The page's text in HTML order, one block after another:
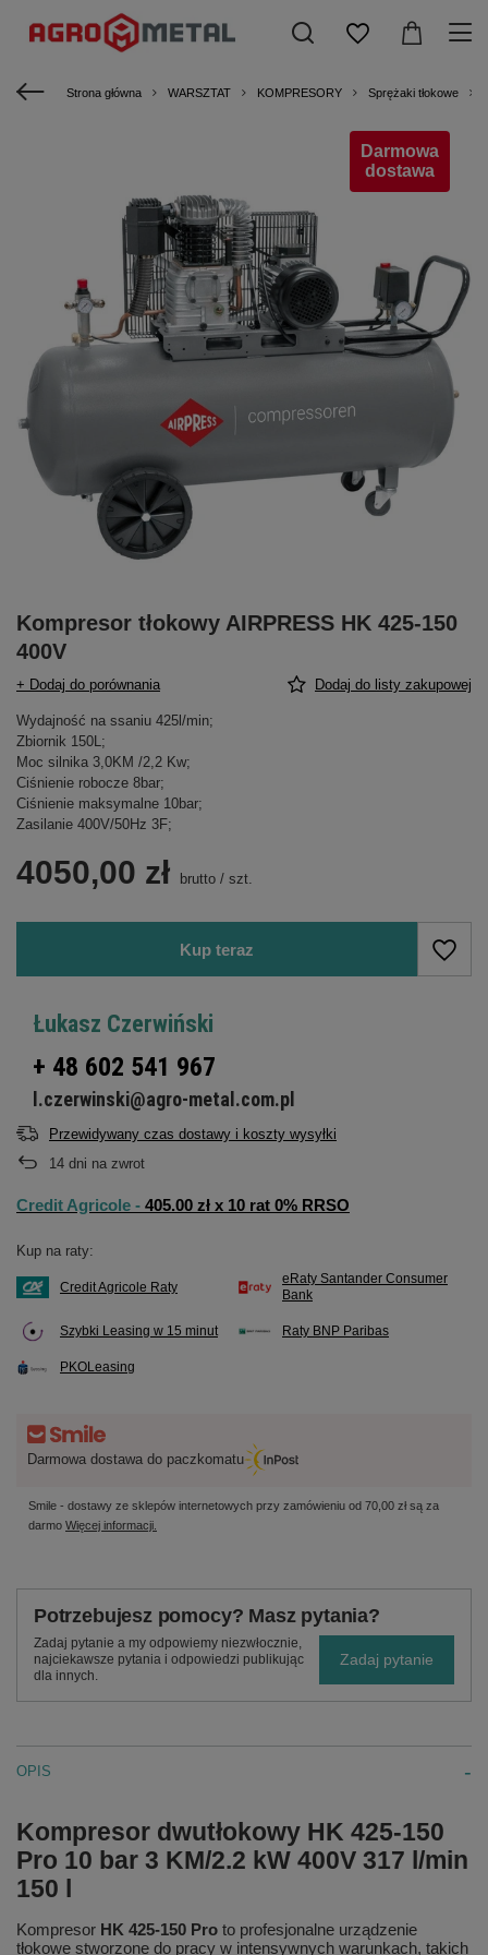
Strona główna WARSZTAT KOMPRESORY Sprężaki tłokowe
Darmowa
dostawa
Kompresor tłokowy AIRPRESS HK 425-150
400V
+ Dodaj do porównania Dodaj do listy zakupowej
Wydajność na ssaniu 425l/min;
Zbiornik 150L;
Moc silnika 3,0KM /2,2 Kw;
Ciśnienie robocze 8bar;
Ciśnienie maksymalne 10bar;
Zasilanie 400V/50Hz 3F;
4050,00 zł brutto / szt.
Kup teraz
Łukasz Czerwiński
+ 48 602 541 967
l.czerwinski@agro-metal.com.pl
Przewidywany czas dostawy i koszty wysyłki
14 dni na zwrot
Credit Agricole - 405.00 zł x 10 rat 0% RRSO
Kup na raty:
Credit Agricole Raty
eRaty Santander Consumer
Bank
Szybki Leasing w 15 minut Raty BNP Paribas
PKOLeasing
Darmowa dostawa do paczkomatu
Smile - dostawy ze sklepów internetowych przy zamówieniu od 70,00 złsą za
darmo Więcej informacji.
Potrzebujesz pomocy? Masz pytania?
Zadaj pytanie a my odpowiemy niezwłocznie,
najciekawsze pytania i odpowiedzi publikując
dla innych.
Zadaj pytanie
OPIS
Kompresor dwutłokowy HK 425-150
Pro 10 bar 3 KM/2.2 kW 400V 317 l/min
150 l
Kompresor HK 425-150 Pro to profesjonalne urządzenie
tłokowe stworzone do pracy w intensywnych warunkach, takich